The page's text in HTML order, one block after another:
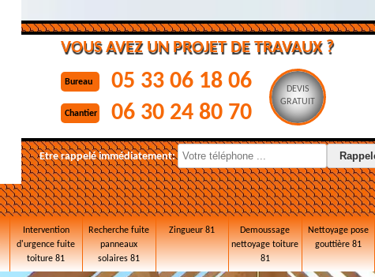
VOUS AVEZ UN PROJET DE TRAVAUX ?
Bureau 05 33 06 18 06
Chantier 06 30 24 80 70
DEVIS
GRATUIT
Etre rappelé immédiatement:
Intervention
d'urgence fuite
toiture 81
Recherche fuite
panneaux
solaires 81
Zingueur 81
Demoussage
nettoyage toiture
81
Nettoyage pose
gouttière 81